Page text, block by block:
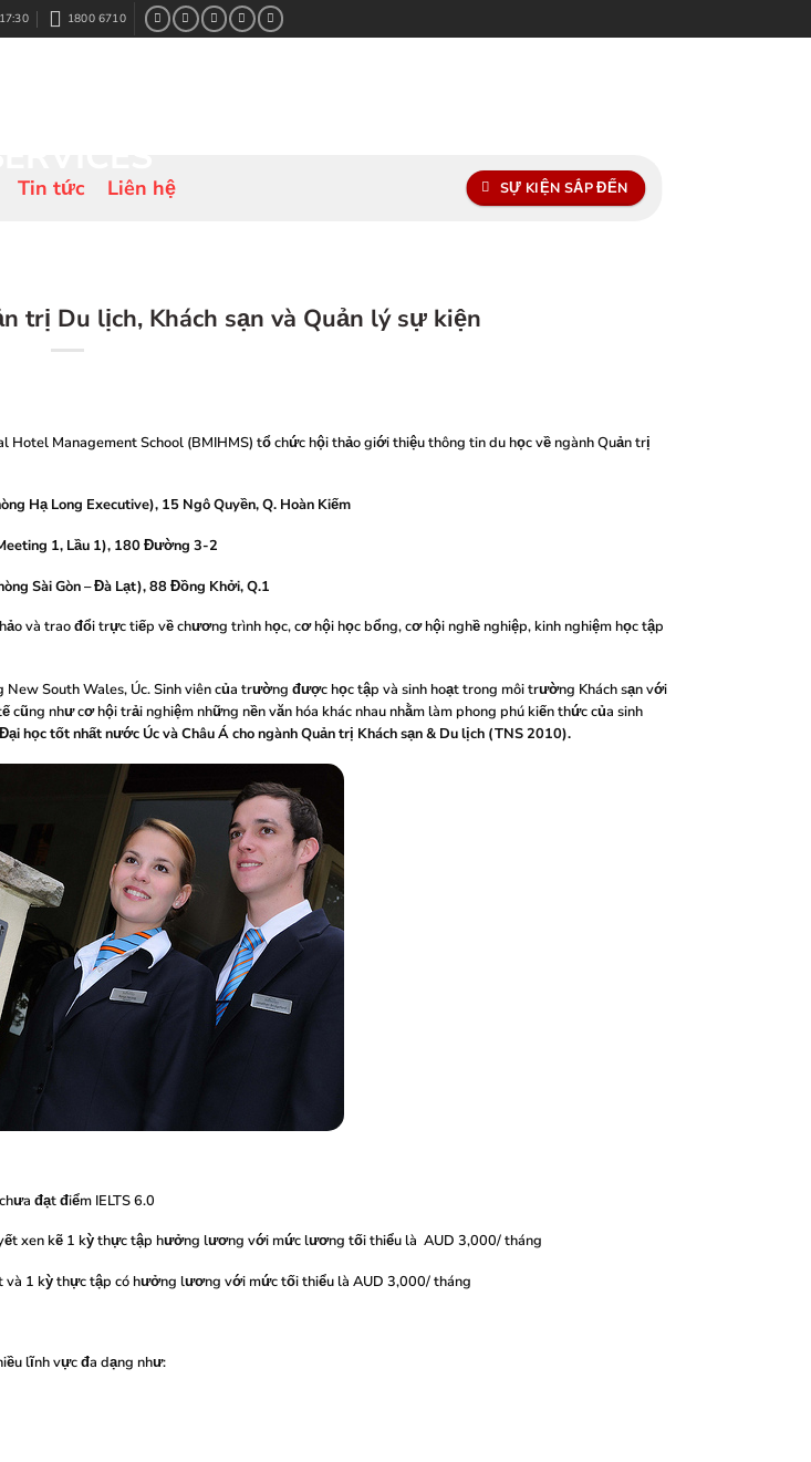
1800 6710
Tin tức Liên hệ SỰ KIỆN SẮP ĐẾN
trị Du lịch, Khách sạn và Quản lý sự kiện
Management School (BMIHMS) tổ chức hội thảo giới thiệu thông tin du học về ngành Quản trị
Hạ Long Executive), 15 Ngô Quyền, Q. Hoàn Kiếm
1, Lầu 1), 180 Đường 3-2
Sài Gòn – Đà Lạt), 88 Đồng Khởi, Q.1
và trao đổi trực tiếp về chương trình học, cơ hội học bổng, cơ hội nghề nghiệp, kinh nghiệm học tập
South Wales, Úc. Sinh viên của trường được học tập và sinh hoạt trong môi trường Khách sạn với
như cơ hội trải nghiệm những nền văn hóa khác nhau nhằm làm phong phú kiến thức của sinh
học tốt nhất nước Úc và Châu Á cho ngành Quản trị Khách sạn & Du lịch (TNS 2010).
đạt điểm IELTS 6.0
xen kẽ 1 kỳ thực tập hưởng lương với mức lương tối thiểu là AUD 3,000/ tháng
và 1 kỳ thực tập có hưởng lương với mức tối thiểu là AUD 3,000/ tháng
lĩnh vực đa dạng như: